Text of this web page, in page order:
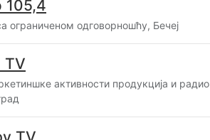
105,4
ограниченом одговорношћу, Бечеј
TV
активности продукција и радио